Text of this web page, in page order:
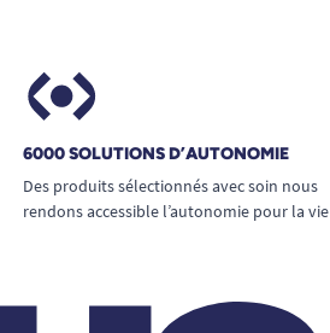
6000 SOLUTIONS D’AUTONOMIE
Des produits sélectionnés avec soin nous
rendons accessible l’autonomie pour la vie